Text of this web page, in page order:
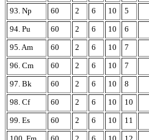
93. Np
60 2 6 10 5
94. Pu
60 2 6 10 6
95. Am
60 2 6 10 7
96. Cm
60 2 6 10 7
97. Bk
60 2 6 10 8
98. Cf
60 2 6 10 10
99. Es
60 2 6 10 11